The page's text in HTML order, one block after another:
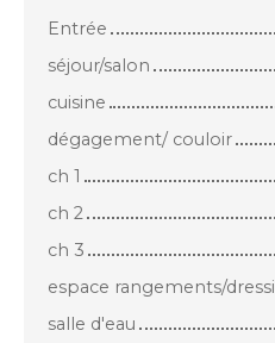
Entrée
séjour/salon
cuisine
dégagement/ couloir
ch 1
ch 2
ch 3
espace rangements/
salle d'eau